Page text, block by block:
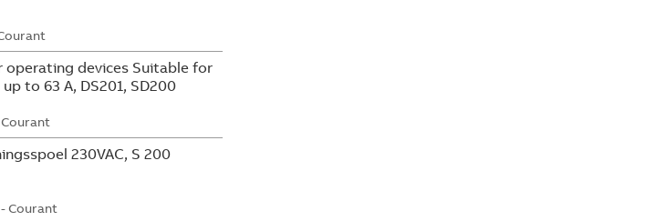
devices Suitable for
to 63 A, DS201, SD200
230VAC, S 200
Courant